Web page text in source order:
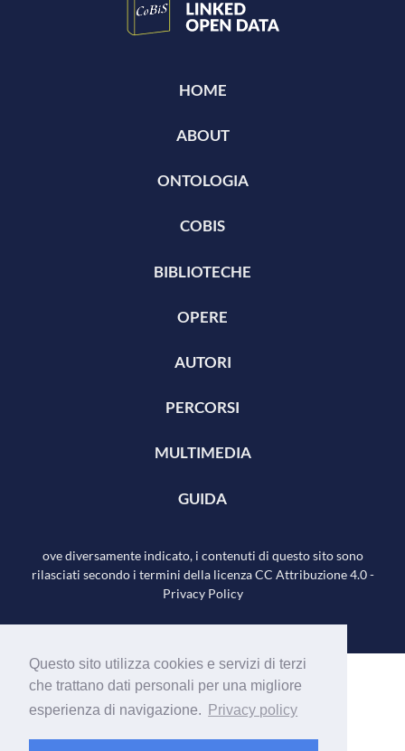
Questo sito utilizza cookies e servizi di terzi
che trattano dati personali per una migliore
esperienza di navigazione.
Privacy policy
HOME
ABOUT
ONTOLOGIA
COBIS
BIBLIOTECHE
OPERE
AUTORI
PERCORSI
MULTIMEDIA
GUIDA
ove diversamente indicato, i contenuti di questo sito sono
rilasciati secondo i termini della licenza CC Attribuzione 4.0-
Privacy Policy